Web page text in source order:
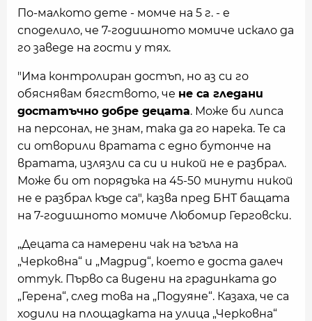
По-малкото дете - момче на 5 г. - е
споделило, че 7-годишното момиче искало да
го заведе на гости у тях.
"Има контролиран достъп, но аз си го
обяснявам бягството, че не са гледани
достатъчно добре децата. Може би липса
на персонал, не знам, така да го нарека. Те са
си отворили вратата с едно бутонче на
вратата, излязли са си и никой не е разбрал.
Може би от порядъка на 45-50 минути никой
не е разбрал къде са", казва пред БНТ бащата
на 7-годишното момиче Любомир Герговски.
„Децата са намерени чак на ъгъла на
„Черковна“ и „Мадрид“, което е доста далеч
оттук. Първо са видени на градинката до
„Герена“, след това на „Подуяне“. Казаха, че са
ходили на площадката на улица „Черковна“